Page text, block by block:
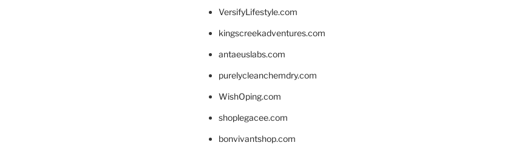
VersifyLifestyle.com
kingscreekadventures.com
antaeuslabs.com
purelycleanchemdry.com
WishOping.com
shoplegacee.com
bonvivantshop.com